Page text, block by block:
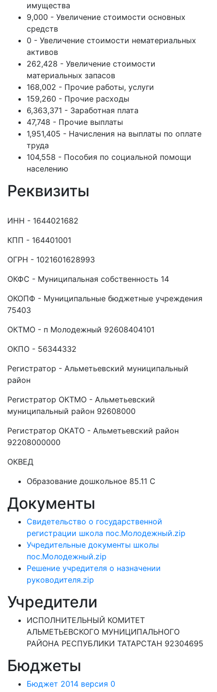
имущества
9,000 - Увеличение стоимости основных
средств
0 - Увеличение стоимости нематериальных
активов
262,428 - Увеличение стоимости
материальных запасов
168,002 - Прочие работы, услуги
159,260 - Прочие расходы
6,363,371 - Заработная плата
47,748 - Прочие выплаты
1,951,405 - Начисления на выплаты по оплате
труда
104,558 - Пособия по социальной помощи
населению
Реквизиты
ИНН - 1644021682
КПП - 164401001
ОГРН - 1021601628993
ОКФС - Муниципальная собственность 14
ОКОПФ - Муниципальные бюджетные учреждения
75403
ОКТМО - п Молодежный 92608404101
ОКПО - 56344332
Регистратор - Альметьевский муниципальный
район
Регистратор ОКТМО - Альметьевский
муниципальный район 92608000
Регистратор ОКАТО - Альметьевский район
92208000000
ОКВЕД
Образование дошкольное 85.11 C
Документы
Свидетельство о государственной
регистрации школа пос.Молодежный.zip
Учредительные документы школы
пос.Молодежный.zip
Решение учредителя о назначении
руководителя.zip
Учредители
ИСПОЛНИТЕЛЬНЫЙ КОМИТЕТ
АЛЬМЕТЬЕВСКОГО МУНИЦИПАЛЬНОГО
РАЙОНА РЕСПУБЛИКИ ТАТАРСТАН 92304695
Бюджеты
Бюджет 2014 версия 0